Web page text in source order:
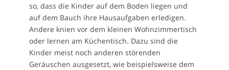
so, dass die Kinder auf dem Boden liegen und
auf dem Bauch ihre Hausaufgaben erledigen.
Andere knien vor dem kleinen Wohnzimmertisch
oder lernen am Küchentisch. Dazu sind die
Kinder meist noch anderen störenden
Geräuschen ausgesetzt, wie beispielsweise dem